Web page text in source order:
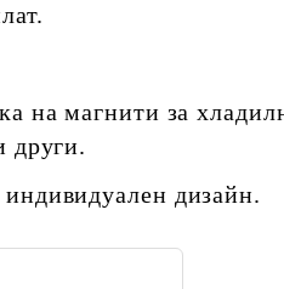
на магнити за
други.
дизайн.